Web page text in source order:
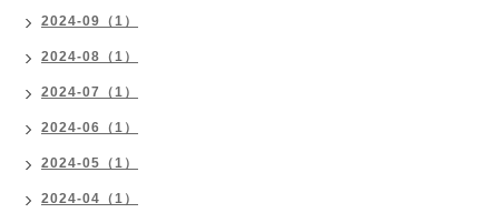
2024-09（1）
2024-08（1）
2024-07（1）
2024-06（1）
2024-05（1）
2024-04（1）